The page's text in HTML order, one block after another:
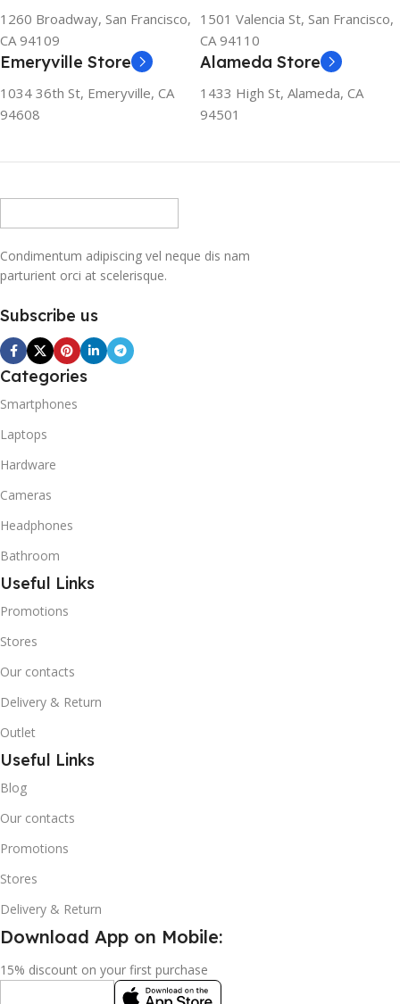
1260 Broadway, San Francisco,
CA 94109
1501 Valencia St, San Francisco,
CA 94110
Emeryville Store
1034 36th St, Emeryville, CA
94608
Alameda Store
1433 High St, Alameda, CA
94501
Condimentum adipiscing vel neque dis nam
parturient orci at scelerisque.
Subscribe us
Categories
Smartphones
Laptops
Hardware
Cameras
Headphones
Bathroom
Useful Links
Promotions
Stores
Our contacts
Delivery & Return
Outlet
Useful Links
Blog
Our contacts
Promotions
Stores
Delivery & Return
Download App on Mobile:
15% discount on your first purchase